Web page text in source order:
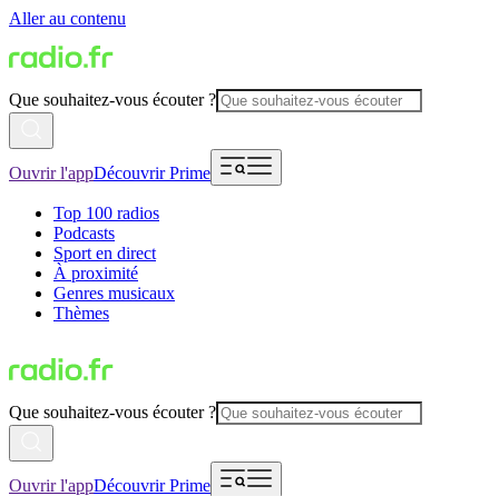
Aller au contenu
Que souhaitez-vous écouter ?
Ouvrir l'appDécouvrir Prime
Top 100 radios
Podcasts
Sport en direct
À proximité
Genres musicaux
Thèmes
Que souhaitez-vous écouter ?
Ouvrir l'appDécouvrir Prime